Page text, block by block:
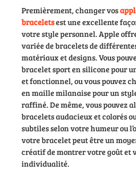
Premièrement, changer vos
braceletsest une excellente
votre style personnel. Apple
variée de bracelets de
matériaux et designs. Vous
bracelet sport en silicone pour
et fonctionnel, ou vous pouvez
en maille milanaise pour un
raffiné. De même, vous pouvez
bracelets audacieux et colorés
subtiles selon votre humeur ou
votre bracelet peut être un
créatif de montrer votre goût et
individualité.